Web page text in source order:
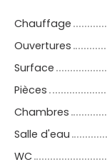
Chauffage
Ouvertures
Surface
Pièces
Chambres
Salle d'eau
WC